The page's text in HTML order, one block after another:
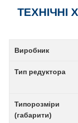
ТЕХНІЧНІ
Виробник
Тип редуктора
Типорозміри
(габарити)